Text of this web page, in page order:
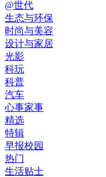
@世代
生态与环保
时尚与美容
设计与家居
光影
科玩
科普
汽车
心事家事
精选
特辑
早报校园
热门
生活贴士